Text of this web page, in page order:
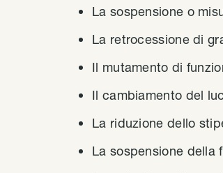
La sospensione o
La retrocessione di
Il mutamento di
Il cambiamento del
La riduzione dello
La sospensione della